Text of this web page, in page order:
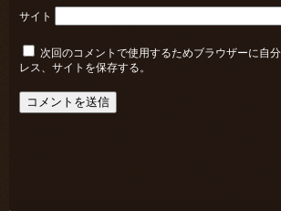
サイト
次回のコメントで使用するためブラウザーに自
レス、サイトを保存する。